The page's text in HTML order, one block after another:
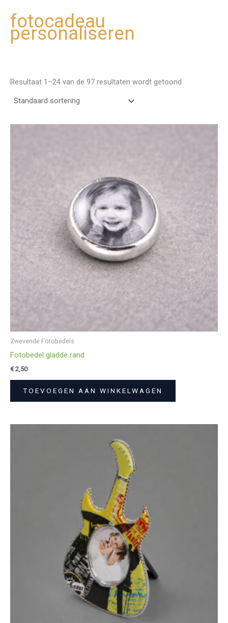
naar
fotocadeau
personaliseren
Resultaat 1–24 van de 97 resultaten wordt getoond
Zwevende Fotobedels
Fotobedel gladde rand
€2,50
TOEVOEGEN AAN WINKELWAGEN